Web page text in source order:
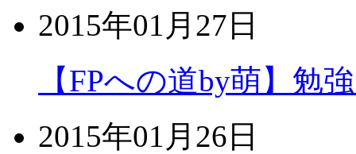
2015年01月27日
【FPへの道by萌】勉
2015年01月26日